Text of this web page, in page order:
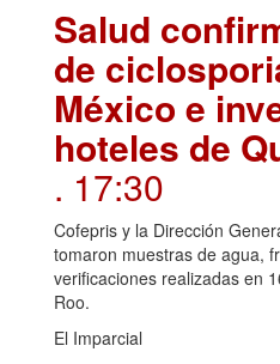
Salud
de
México e
hoteles de
. 17:30
Cofepris y la Dirección
tomaron muestras de agua,
verificaciones realizadas en
Roo.
El Imparcial